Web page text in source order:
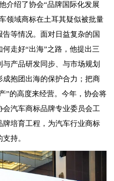
介绍了协会“品牌国际化发展
领域商标在土耳其疑似被批量
等情况。面对日益复杂的国
走好“出海”之路，他提出三
产品研发同步、与市场规划
抱团出海的保护合力；把商
”的高度来经营。今年，协会将
汽车商标品牌专业委员会工
培育工程，为汽车行业商标
持。